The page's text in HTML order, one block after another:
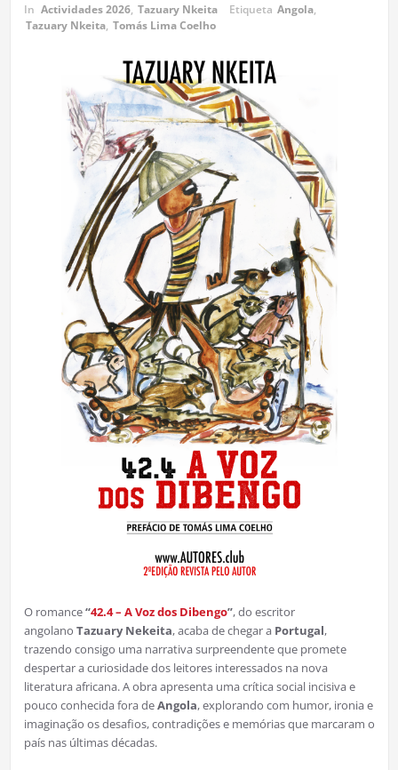
In Actividades 2026, Tazuary Nkeita Etiqueta Angola,
Tazuary Nkeita, Tomás Lima Coelho
O romance“42.4 – A Voz dos Dibengo”, do escritor
angolano Tazuary Nekeita, acaba de chegar a Portugal,
trazendo consigo uma narrativa surpreendente que promete
despertar a curiosidade dos leitores interessados na nova
literatura africana. A obra apresenta uma crítica social incisiva e
pouco conhecida fora deAngola, explorando com humor, ironia e
imaginação os desafios, contradições e memórias que marcaram o
país nas últimas décadas.